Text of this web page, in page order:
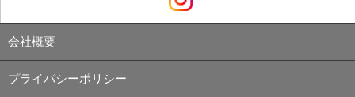
会社概要
プライバシーポリシー